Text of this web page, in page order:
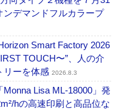
ンデマンドフルカラープ
Smart Factory 2026
TOUCH〜”、人の介
リーを体感 2026.8.3
Lisa ML-18000」発
hの高速印刷と高品位な